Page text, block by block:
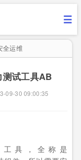
全运维
试工具AB
09-30 09:00:35
具，全称是